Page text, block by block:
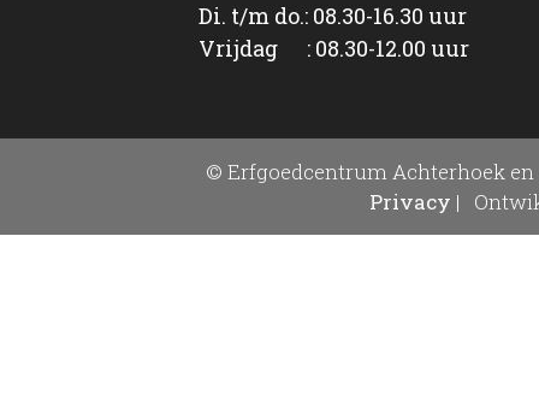
Di. t/m do.: 08.30-16.30 uur
Vrijdag : 08.30-12.00 uur
© Erfgoedcentrum Achterhoek en
Privacy |